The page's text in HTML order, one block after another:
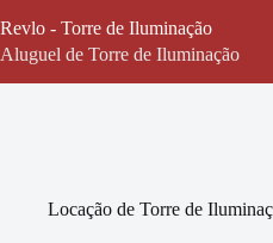
para
o
Revlo - Torre de Iluminação
Aluguel de Torre de Iluminação
Locação de Torre de